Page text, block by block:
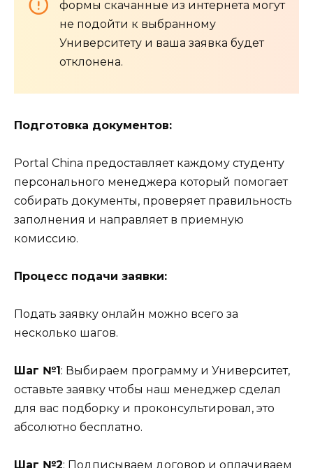
формы скачанные из интернета могут
не подойти к выбранному
Университету и ваша заявка будет
отклонена.
Подготовка документов:
Portal China предоставляет каждому студенту
персонального менеджера который помогает
собирать документы, проверяет правильность
заполнения и направляет в приемную
комиссию.
Процесс подачи заявки:
Подать заявку онлайн можно всего за
несколько шагов.
Шаг №1 : Выбираем программу и Университет,
оставьте заявку чтобы наш менеджер сделал
для вас подборку и проконсультировал, это
абсолютно бесплатно.
Шаг №2: Подписываем договор и оплачиваем